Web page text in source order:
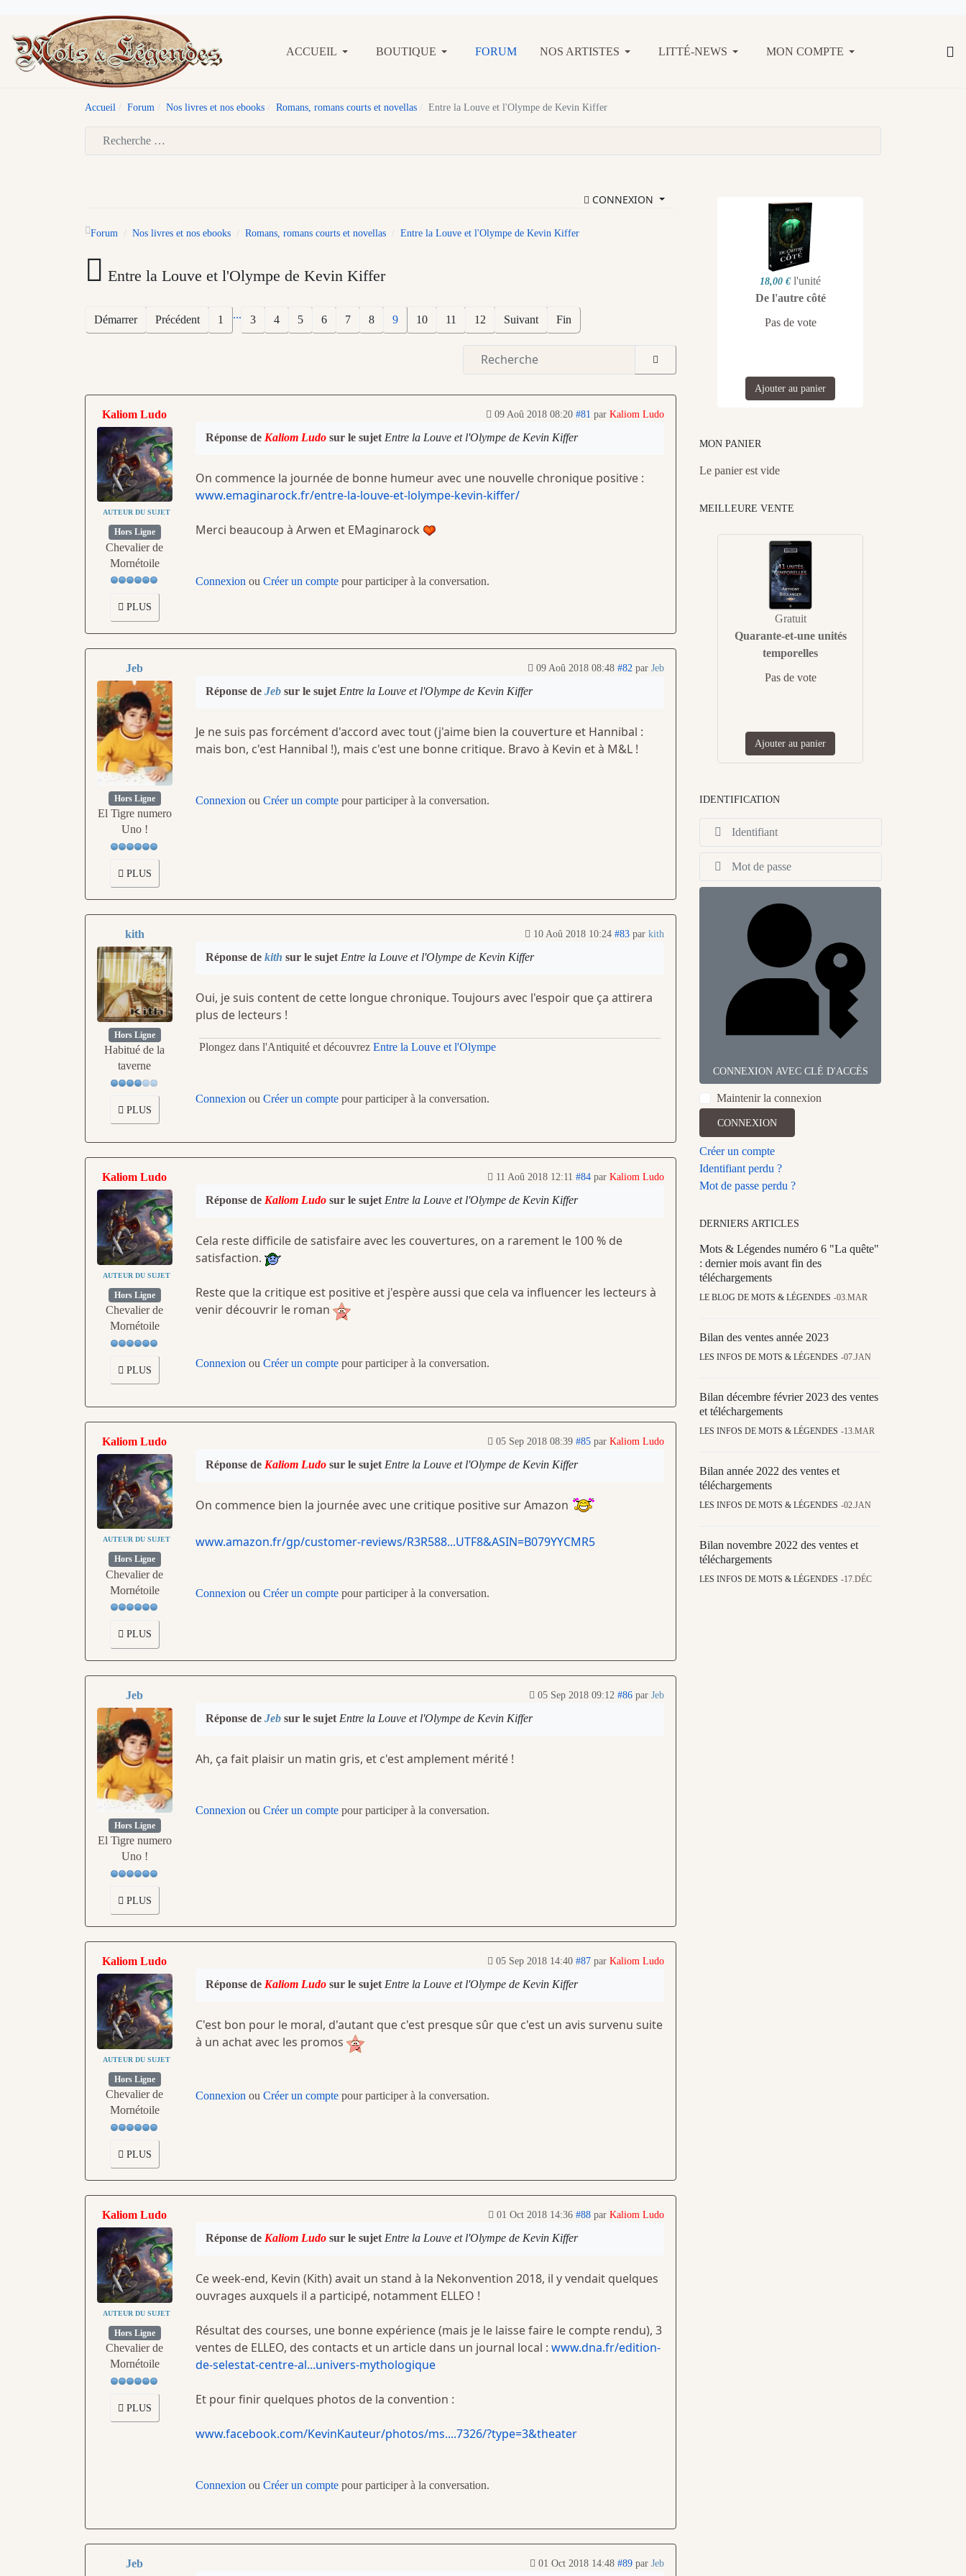
ACCUEIL BOUTIQUE FORUM NOS ARTISTES LITTÉ-NEWS MON COMPTE
Accueil Forum Nos livres et nos ebooks Romans, romans courts et novellas Entre la Louve et l'Olympe de Kevin Kiffer
CONNEXION
Forum Nos livres et nos ebooks Romans, romans courts et novellas Entre la Louve et l'Olympe de Kevin Kiffer
Entre la Louve et l'Olympe de Kevin Kiffer
Démarrer Précédent 1 ... 3 4 5 6 7 8 9 10 11 12 Suivant Fin
Kaliom Ludo
AUTEUR DU SUJET
Hors Ligne
Chevalier de
Mornétoile
PLUS
09 Aoû 2018 08:20 #81 par Kaliom Ludo
Réponse de Kaliom Ludosur le sujet Entre la Louve et l'Olympe de Kevin Kiffer
On commence la journée de bonne humeur avec une nouvelle chronique positive :
www.emaginarock.fr/entre-la-louve-et-lolympe-kevin-kiffer/
Merci beaucoup à Arwen et EMaginarock​
Connexion ou Créer un comptepour participer à la conversation.
Jeb
Hors Ligne
El Tigre numero
Uno !
PLUS
09 Aoû 2018 08:48 #82 par Jeb
Réponse de Jebsur le sujet Entre la Louve et l'Olympe de Kevin Kiffer
Je ne suis pas forcément d'accord avec tout (j'aime bien la couverture et Hannibal :
mais bon, c'est Hannibal !), mais c'est une bonne critique. Bravo à Kevin et à M&L !
Connexion ou Créer un comptepour participer à la conversation.
kith
Hors Ligne
Habitué de la
taverne
PLUS
10 Aoû 2018 10:24 #83 par kith
Réponse de kith sur le sujet Entre la Louve et l'Olympe de Kevin Kiffer
Oui, je suis content de cette longue chronique. Toujours avec l'espoir que ça attirera
plus de lecteurs !
Plongez dans l'Antiquité et découvrez Entre la Louve et l'Olympe
Connexion ou Créer un comptepour participer à la conversation.
Kaliom Ludo
AUTEUR DU SUJET
Hors Ligne
Chevalier de
Mornétoile
PLUS
11 Aoû 2018 12:11 #84 par Kaliom Ludo
Réponse de Kaliom Ludosur le sujet Entre la Louve et l'Olympe de Kevin Kiffer
Cela reste difficile de satisfaire avec les couvertures, on a rarement le 100 % de
satisfaction.
Reste que la critique est positive et j'espère aussi que cela va influencer les lecteurs à
venir découvrir le roman
Connexion ou Créer un comptepour participer à la conversation.
Kaliom Ludo
AUTEUR DU SUJET
Hors Ligne
Chevalier de
Mornétoile
PLUS
05 Sep 2018 08:39 #85 par Kaliom Ludo
Réponse de Kaliom Ludosur le sujet Entre la Louve et l'Olympe de Kevin Kiffer
On commence bien la journée avec une critique positive sur Amazon
www.amazon.fr/gp/customer-reviews/R3R588...UTF8&ASIN=B079YYCMR5
Connexion ou Créer un comptepour participer à la conversation.
Jeb
Hors Ligne
El Tigre numero
Uno !
PLUS
05 Sep 2018 09:12 #86 par Jeb
Réponse de Jebsur le sujet Entre la Louve et l'Olympe de Kevin Kiffer
Ah, ça fait plaisir un matin gris, et c'est amplement mérité !
Connexion ou Créer un comptepour participer à la conversation.
Kaliom Ludo
AUTEUR DU SUJET
Hors Ligne
Chevalier de
Mornétoile
PLUS
05 Sep 2018 14:40 #87 par Kaliom Ludo
Réponse de Kaliom Ludosur le sujet Entre la Louve et l'Olympe de Kevin Kiffer
C'est bon pour le moral, d'autant que c'est presque sûr que c'est un avis survenu suite
à un achat avec les promos
Connexion ou Créer un comptepour participer à la conversation.
Kaliom Ludo
AUTEUR DU SUJET
Hors Ligne
Chevalier de
Mornétoile
PLUS
01 Oct 2018 14:36 #88 par Kaliom Ludo
Réponse de Kaliom Ludosur le sujet Entre la Louve et l'Olympe de Kevin Kiffer
Ce week-end, Kevin (Kith) avait un stand à la Nekonvention 2018, il y vendait quelques
ouvrages auxquels il a participé, notamment ELLEO !
Résultat des courses, une bonne expérience (mais je le laisse faire le compte rendu), 3
ventes de ELLEO, des contacts et un article dans un journal local : www.dna.fr/edition-
de-selestat-centre-al...univers-mythologique
Et pour finir quelques photos de la convention :
www.facebook.com/KevinKauteur/photos/ms....7326/?type=3&theater
Connexion ou Créer un comptepour participer à la conversation.
Jeb 01 Oct 2018 14:48 #89 par Jeb
18,00 € l'unité
De l'autre côté
Pas de vote
Ajouter au panier
MON PANIER
Le panier est vide
MEILLEURE VENTE
Gratuit
Quarante-et-une unités
temporelles
Pas de vote
Ajouter au panier
IDENTIFICATION
CONNEXION AVEC CLÉ D'ACCÈS
Maintenir la connexion
CONNEXION
Créer un compte
Identifiant perdu ?
Mot de passe perdu ?
DERNIERS ARTICLES
Mots & Légendes numéro 6 "La quête"
: dernier mois avant fin des
téléchargements
LE BLOG DE MOTS & LÉGENDES 03.MAR
Bilan des ventes année 2023
LES INFOS DE MOTS & LÉGENDES 07.JAN
Bilan décembre février 2023 des ventes
et téléchargements
LES INFOS DE MOTS & LÉGENDES 13.MAR
Bilan année 2022 des ventes et
téléchargements
LES INFOS DE MOTS & LÉGENDES 02.JAN
Bilan novembre 2022 des ventes et
téléchargements
LES INFOS DE MOTS & LÉGENDES 17.DÉC